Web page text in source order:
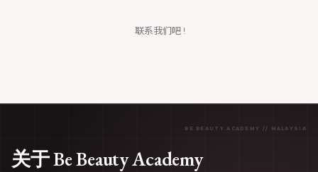
联系我们吧 !
关于 Be Beauty Academy